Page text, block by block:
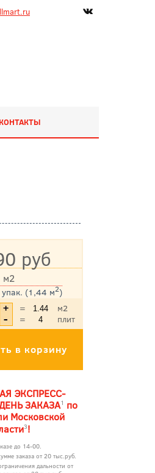
КОНТАКТЫ
руб
(1,44 м2)
м2
с учетом НДС
=
м2
=
плит
ЭКСПРЕСС-
ЗАКАЗА1 по
Московской
3!
до 14-00.
заказа от 20 тыс.руб.
дальности от